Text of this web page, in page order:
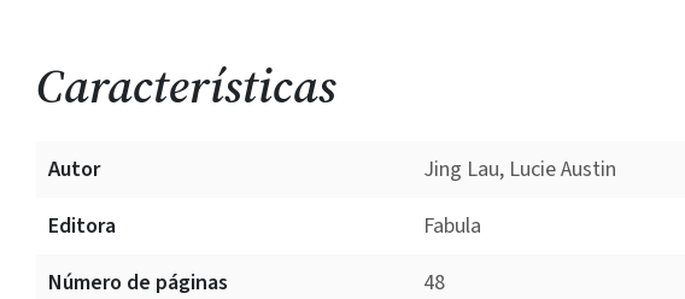
Características
Autor
Jing Lau, Lucie Austin
Editora
Fabula
Número de páginas
48